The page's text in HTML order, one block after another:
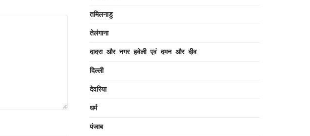
तमिलनाडु
तेलंगाना
दादरा और नगर हवेली एवं दमन और दीव
दिल्ली
देवरिया
धर्म
पंजाब